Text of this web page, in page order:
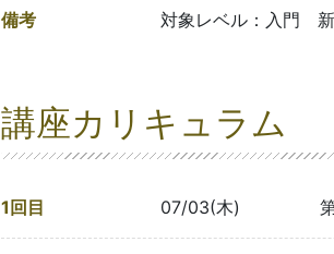
備考 対象レベル：入門
講座カリキュラム
1回目 07/03(木)